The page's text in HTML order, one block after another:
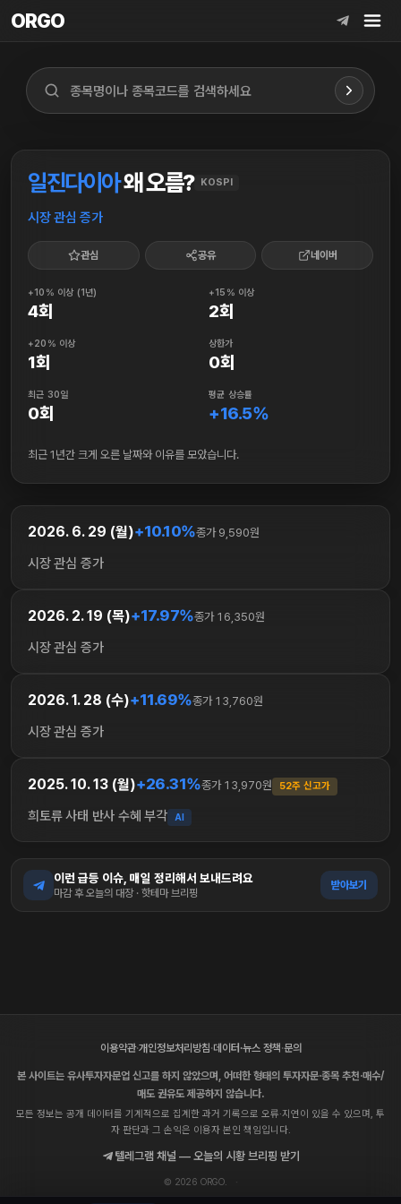
ORGO
ORGO
일진다이아왜 오름? KOSPI
시장 관심 증가
관심 공유 네이버
+10% 이상 (1년)
4회
+15% 이상
2회
+20% 이상
1회
상한가
0회
최근 30일
0회
평균 상승률
+16.5%
최근 1년간 크게 오른 날짜와 이유를 모았습니다.
2026. 6. 29 (월)+10.10%종가 9,590원
시장 관심 증가
2026. 2. 19 (목)+17.97%종가 16,350원
시장 관심 증가
2026. 1. 28 (수)+11.69%종가 13,760원
시장 관심 증가
2025. 10. 13 (월)+26.31%종가 13,970원 52주 신고가
희토류 사태 반사 수혜 부각 AI
이런 급등 이슈, 매일 정리해서 보내드려요
마감 후 오늘의 대장 · 핫테마 브리핑
받아보기
이용약관·개인정보처리방침·데이터·뉴스 정책·문의
본 사이트는 유사투자자문업 신고를 하지 않았으며, 어떠한 형태의 투자자문·종목 추천·매수/
매도 권유도 제공하지 않습니다.
모든 정보는 공개 데이터를 기계적으로 집계한 과거 기록으로 오류·지연이 있을 수 있으며, 투
자 판단과 그 손익은 이용자 본인 책임입니다.
텔레그램 채널 — 오늘의 시황 브리핑 받기
© 2026 ORGO. ·